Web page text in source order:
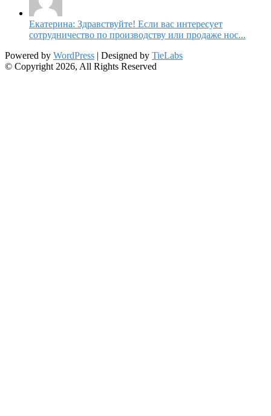
Екатерина: Здравствуйте! Если вас интересует
сотрудничество по производству или продаже нос...
Powered by WordPress | Designed by TieLabs
© Copyright 2026, All Rights Reserved